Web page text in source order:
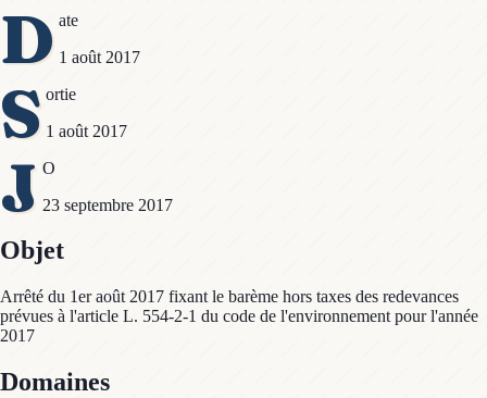
D ate
1 août 2017
S ortie
1 août 2017
J O
23 septembre 2017
Objet
Arrêté du 1er août 2017 fixant le barème hors taxes des redevances
prévues à l'article L. 554-2-1 du code de l'environnement pour l'année
2017
Domaines